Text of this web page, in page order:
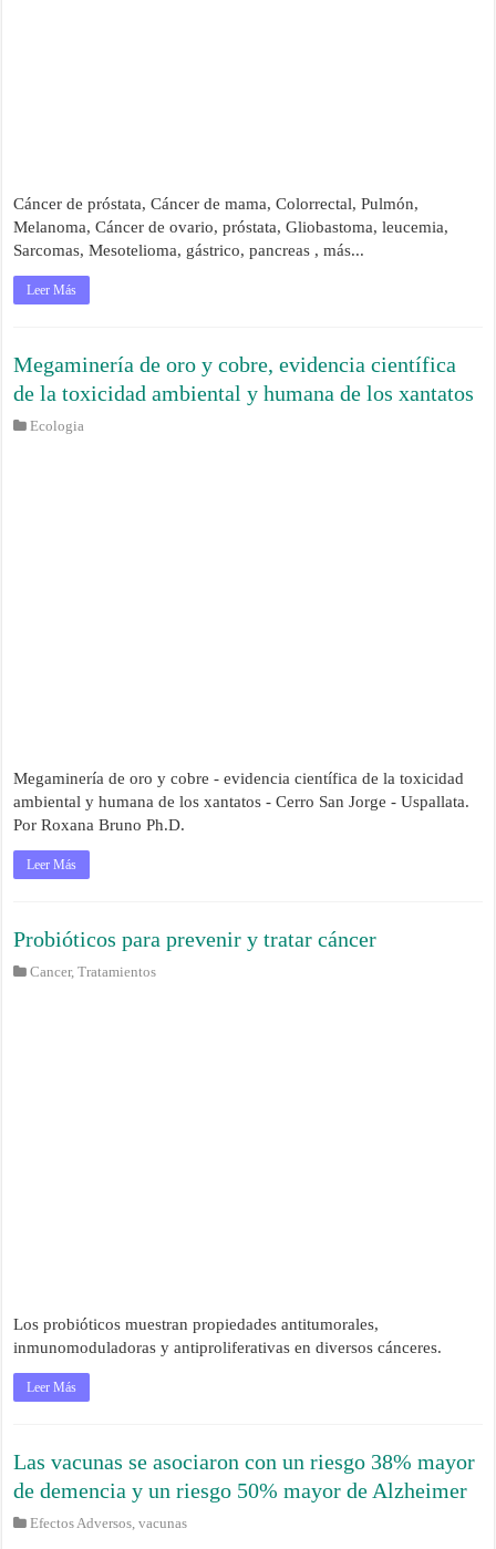
Cáncer de próstata, Cáncer de mama, Colorrectal, Pulmón,
Melanoma, Cáncer de ovario, próstata, Gliobastoma, leucemia,
Sarcomas, Mesotelioma, gástrico, pancreas , más...
Leer Más
Megaminería de oro y cobre, evidencia científica
de la toxicidad ambiental y humana de los xantatos
Ecologia
Megaminería de oro y cobre - evidencia científica de la toxicidad
ambiental y humana de los xantatos - Cerro San Jorge - Uspallata.
Por Roxana Bruno Ph.D.
Leer Más
Probióticos para prevenir y tratar cáncer
Cancer,Tratamientos
Los probióticos muestran propiedades antitumorales,
inmunomoduladoras y antiproliferativas en diversos cánceres.
Leer Más
Las vacunas se asociaron con un riesgo 38% mayor
de demencia y un riesgo 50% mayor de Alzheimer
Efectos Adversos,vacunas